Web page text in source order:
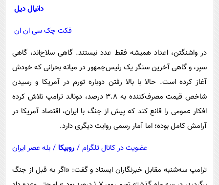
سلامت
فرهنگی
بین الملل
اجتماعی
حیات وحش
دانلود
دانیال دیل
فکت چک سی ان ان
در واشنگتن، اعداد همیشه فقط عدد نیستند. گاهی سلاح‌اند، گاهی
سپر، و گاهی آخرین سنگر یک رئیس‌جمهور در میانه بحرانی که خودش
آغاز کرده است. حالا با بالا رفتن دوباره تورم در آمریکا و رسیدن
شاخص قیمت مصرف‌کننده به ۳.۸ درصد، دونالد ترامپ تلاش کرده
افکار عمومی را قانع کند که پیش از جنگ با ایران، اقتصاد آمریکا در
آرامش کامل بوده؛ اما آمار رسمی روایت دیگری دارد.
عضویت در کانال تلگرام / روبیکا / بله عصر ایران
ترامپ سه‌شنبه مقابل خبرنگاران ایستاد و گفت: «اگر به قبل از جنگ